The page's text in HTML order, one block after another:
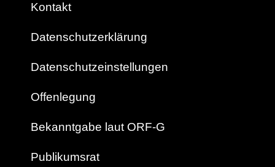
Kontakt
Datenschutzerklärung
Datenschutzeinstellungen
Offenlegung
Bekanntgabe laut ORF-G
Publikumsrat